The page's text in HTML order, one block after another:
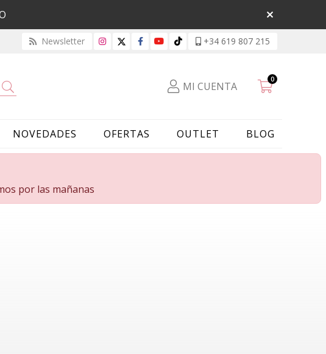
Newsletter +34 619 807 215
MI CUENTA
0
NOVEDADES OFERTAS OUTLET BLOG
por las mañanas